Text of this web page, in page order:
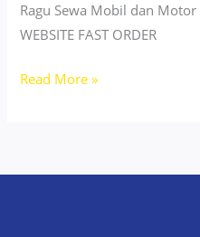
Ragu Sewa Mobil dan Motor
WEBSITE FAST ORDER
SEWA
CUMA
Read More »